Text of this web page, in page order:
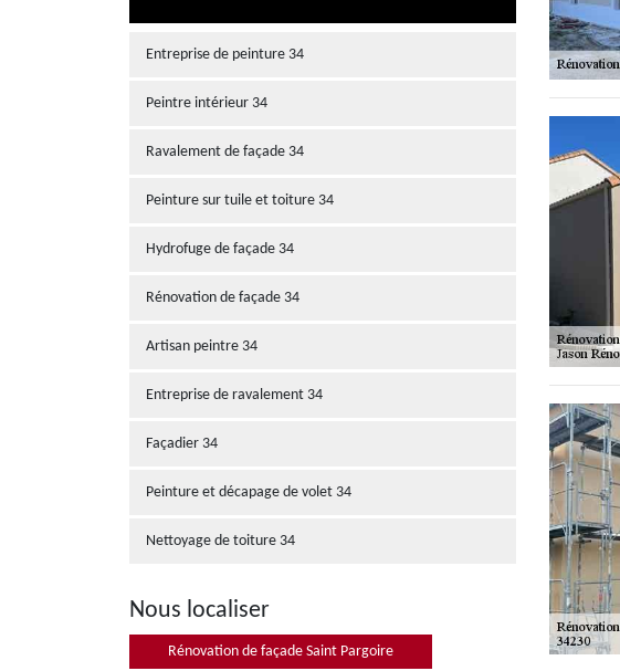
Entreprise de peinture 34
Peintre intérieur 34
Ravalement de façade 34
Peinture sur tuile et toiture 34
Hydrofuge de façade 34
Rénovation de façade 34
Artisan peintre 34
Entreprise de ravalement 34
Façadier 34
Peinture et décapage de volet 34
Nettoyage de toiture 34
Nous localiser
Rénovation de façade Saint Pargoire